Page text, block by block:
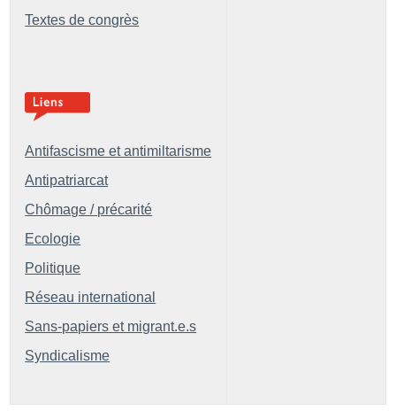
Textes de congrès
Antifascisme et antimiltarisme
Antipatriarcat
Chômage / précarité
Ecologie
Politique
Réseau international
Sans-papiers et migrant.e.s
Syndicalisme